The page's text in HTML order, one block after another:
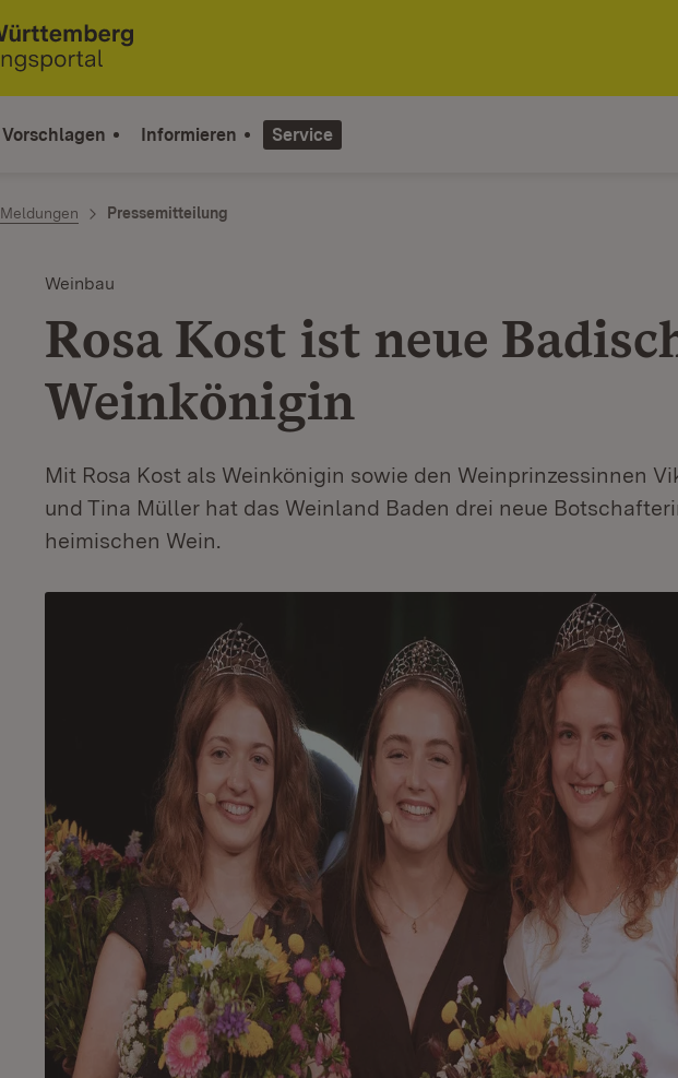
Vorschlagen Informieren Service
Meldungen Pressemitteilung
Weinbau
Rosa Kost ist neue
Weinkönigin
Mit Rosa Kost als Weinkönigin sowie den Weinprinzessinnen
und Tina Müller hat das Weinland Baden drei neue
heimischen Wein.